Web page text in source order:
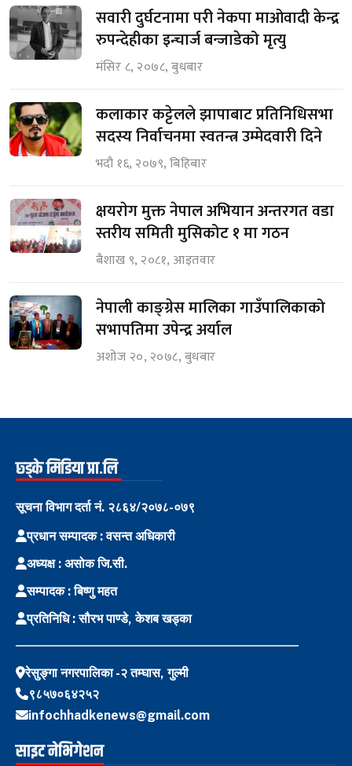
सवारी दुर्घटनामा परी नेकपा माओवादी केन्द्र
रुपन्देहीका इन्चार्ज बन्जाडेको मृत्यु
मंसिर ८, २०७८, बुधबार
कलाकार कट्टेलले झापाबाट प्रतिनिधिसभा
सदस्य निर्वाचनमा स्वतन्त्र उम्मेदवारी दिने
भदौ १६, २०७९, बिहिबार
क्षयराेग मुक्त नेपाल अभियान अन्तरगत वडा
स्तरीय समिती मुसिकोट १ मा गठन
बैशाख ९, २०८१, आइतवार
नेपाली काङ्ग्रेस मालिका गाउँपालिकाको
सभापतिमा उपेन्द्र अर्याल
अशोज २०, २०७८, बुधबार
छ्ड्के मिडिया प्रा.लि
सूचना विभाग दर्ता नं. २८६४/२०७८-०७९
प्रधान सम्पादक : वसन्त अधिकारी
अध्यक्ष : असोक जि.सी.
सम्पादक : बिष्णु महत
प्रतिनिधि : सौरभ पाण्डे, केशब खड्का
रेसुङ्गा नगरपालिका -२ तम्घास, गुल्मी
९८५७०६४२५२
infochhadkenews@gmail.com
साइट नेभिगेशन